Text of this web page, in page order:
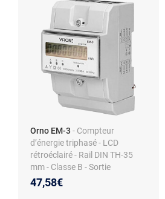
Orno EM-3 - Compteur
d’énergie triphasé - LCD
rétroéclairé - Rail DIN TH-35
mm - Classe B - Sortie
impulsions 12–27 V
47,58€